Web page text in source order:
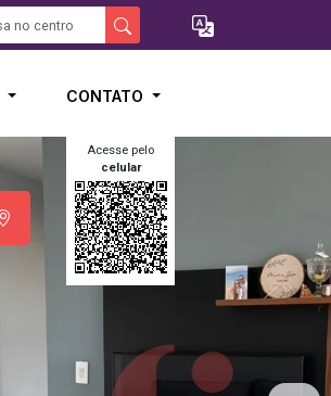
CONTATO
Acesse pelo
celular